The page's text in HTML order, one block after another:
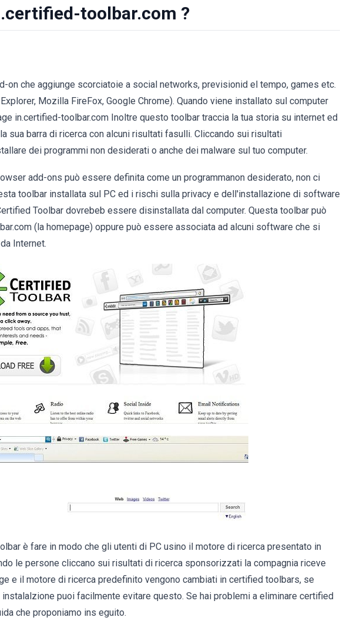
toolbar.com ?
on che aggiunge scorciatoie a social networks, previsionid el tempo, games etc.
Mozilla FireFox, Google Chrome). Quando viene installato sul computer
in.certified-toolbar.com Inoltre questo toolbar traccia la tua storia su internet ed
sua barra di ricerca con alcuni risultati fasulli. Cliccando sui risultati
dei programmi non desiderati o anche dei malware sul tuo computer.
add-ons può essere definita come un programmanon desiderato, non ci
toolbar installata sul PC ed i rischi sulla privacy e dell'installazione di software
Toolbar dovrebeb essere disinstallata dal computer. Questa toolbar può
(la homepage) oppure può essere associata ad alcuni software che si
Internet.
è fare in modo che gli utenti di PC usino il motore di ricerca presentato in
le persone cliccano sui risultati di ricerca sponsorizzati la compagnia riceve
e il motore di ricerca predefinito vengono cambiati in certified toolbars, se
puoi facilmente evitare questo. Se hai problemi a eliminare certified
che proponiamo ins eguito.